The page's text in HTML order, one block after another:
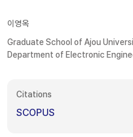
이영옥
Graduate School of Ajou
Department of Electronic
Citations
SCOPUS